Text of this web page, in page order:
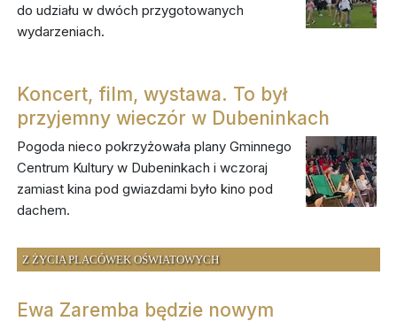
do udziału w dwóch przygotowanych
wydarzeniach.
Koncert, film, wystawa. To był
przyjemny wieczór w Dubeninkach
Pogoda nieco pokrzyżowała plany Gminnego
Centrum Kultury w Dubeninkach i wczoraj
zamiast kina pod gwiazdami było kino pod
dachem.
Z ŻYCIA PLACÓWEK OŚWIATOWYCH
Ewa Zaremba będzie nowym